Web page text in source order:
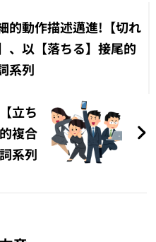
的動作描述邁進!【切れ
、以【落ちる】接尾的
系列
立ち
複合
系列